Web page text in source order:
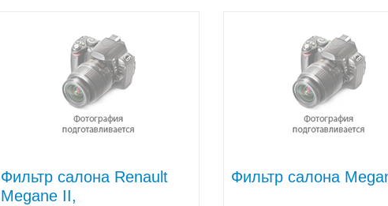
Фильтр салона Renault
Megane II,
Фильтр салона